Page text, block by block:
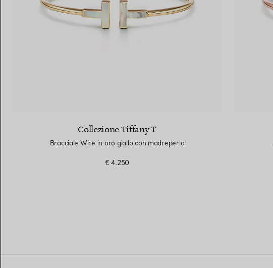
Collezione Tiffany T
Bracciale Wire in oro giallo con madreperla
€ 4.250